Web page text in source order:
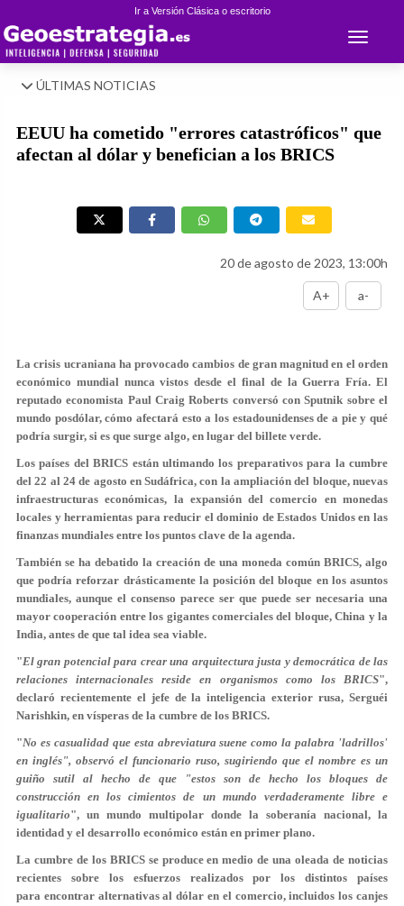
Ir a Versión Clásica o escritorio
Toggle
ÚLTIMAS NOTICIAS
EEUU ha cometido "errores catastróficos" que
afectan al dólar y benefician a los BRICS
20 de agosto de 2023, 13:00h
A+ a-
La crisis ucraniana ha provocado cambios de gran magnitud en el orden
económico mundial nunca vistos desde el final de la Guerra Fría. El
reputado economista Paul Craig Roberts conversó con Sputnik sobre el
mundo posdólar, cómo afectará esto a los estadounidenses de a pie y qué
podría surgir, si es que surge algo, en lugar del billete verde.
Los países del BRICS están ultimando los preparativos para la cumbre
del 22 al 24 de agosto en Sudáfrica, con la ampliación del bloque, nuevas
infraestructuras económicas, la expansión del comercio en monedas
locales y herramientas para reducir el dominio de Estados Unidos en las
finanzas mundiales entre los puntos clave de la agenda.
También se ha debatido la creación de una moneda común BRICS, algo
que podría reforzar drásticamente la posición del bloque en los asuntos
mundiales, aunque el consenso parece ser que puede ser necesaria una
mayor cooperación entre los gigantes comerciales del bloque, China y la
India, antes de que tal idea sea viable.
"El gran potencial para crear una arquitectura justa y democrática de las
relaciones internacionales reside en organismos como los BRICS",
declaró recientemente el jefe de la inteligencia exterior rusa, Serguéi
Narishkin, en vísperas de la cumbre de los BRICS.
"No es casualidad que esta abreviatura suene como la palabra 'ladrillos'
en inglés", observó el funcionario ruso, sugiriendo que el nombre es un
guiño sutil al hecho de que "estos son de hecho los bloques de
construcción en los cimientos de un mundo verdaderamente libre e
igualitario", un mundo multipolar donde la soberanía nacional, la
identidad y el desarrollo económico están en primer plano.
La cumbre de los BRICS se produce en medio de una oleada de noticias
recientes sobre los esfuerzos realizados por los distintos países
para encontrar alternativas al dólar en el comercio, incluidos los canjes